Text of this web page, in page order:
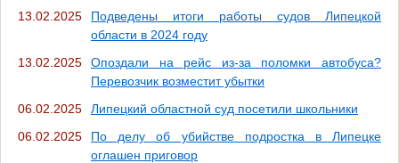
13.02.2025
Подведены итоги работы судов Липецкой
области в 2024 году
13.02.2025
Опоздали на рейс из-за поломки автобуса?
Перевозчик возместит убытки
06.02.2025
Липецкий областной суд посетили школьники
06.02.2025
По делу об убийстве подростка в Липецке
оглашен приговор